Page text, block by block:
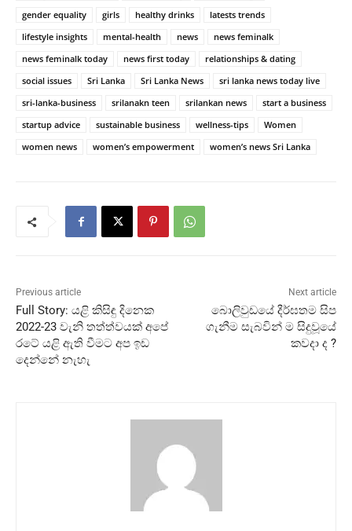
gender equality
girls healthy drinks
latests trends
lifestyle insights
mental-health news
news feminalk
news feminalk today
news first today
relationships & dating
social issues
Sri Lanka Sri Lanka News
sri lanka news today live
sri-lanka-business
srilanakn teen srilankan news
start a business
startup advice
sustainable business wellness-tips
Women
women news
women’s empowerment women’s news Sri Lanka
Previous article
Full Story: යළි කිසිඳු දිනෙක
2022-23 වැනි තත්ත්වයක් අපේ
රටේ යළි ඇති වීමට අප ඉඩ
දෙන්නේ නැහැ‍
Next article
බොලිවුඩයේ දීර්ඝතම සිප
ගැනීම සැබවින් ම සිදුවූයේ
කවදා ද ?